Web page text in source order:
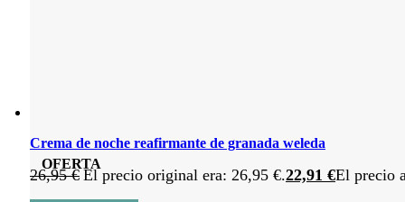
OFERTA
Crema de noche reafirmante de granada weleda
26,95€ El precio original era: 26,95 €.22,91 €El precio